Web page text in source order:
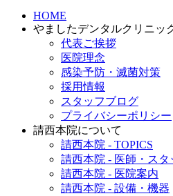
HOME
やましたデンタルクリニッ
代表ご挨拶
医院理念
感染予防・滅菌対策
採用情報
スタッフブログ
プライバシーポリシー
請西本院について
請西本院 - TOPICS
請西本院 - 医師・スタ
請西本院 - 医院案内
請西本院 - 設備・機器